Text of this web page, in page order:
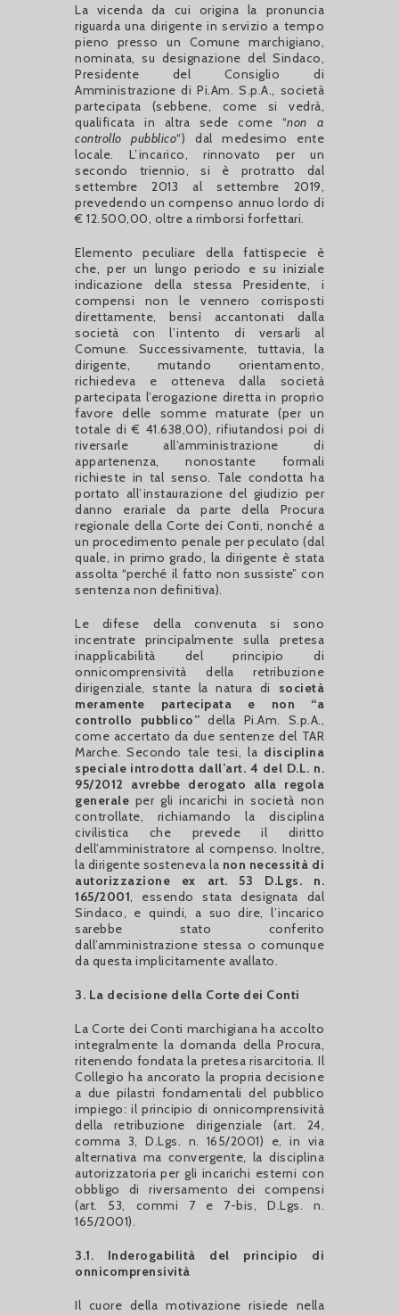
La vicenda da cui origina la pronuncia
riguarda una dirigente in servizio a tempo
pieno presso un Comune marchigiano,
nominata, su designazione del Sindaco,
Presidente del Consiglio di
Amministrazione di Pi.Am. S.p.A., società
partecipata (sebbene, come si vedrà,
qualificata in altra sede come “non a
controllo pubblico“) dal medesimo ente
locale. L’incarico, rinnovato per un
secondo triennio, si è protratto dal
settembre 2013 al settembre 2019,
prevedendo un compenso annuo lordo di
€ 12.500,00, oltre a rimborsi forfettari.
Elemento peculiare della fattispecie è
che, per un lungo periodo e su iniziale
indicazione della stessa Presidente, i
compensi non le vennero corrisposti
direttamente, bensì accantonati dalla
società con l’intento di versarli al
Comune. Successivamente, tuttavia, la
dirigente, mutando orientamento,
richiedeva e otteneva dalla società
partecipata l’erogazione diretta in proprio
favore delle somme maturate (per un
totale di € 41.638,00), rifiutandosi poi di
riversarle all’amministrazione di
appartenenza, nonostante formali
richieste in tal senso. Tale condotta ha
portato all’instaurazione del giudizio per
danno erariale da parte della Procura
regionale della Corte dei Conti, nonché a
un procedimento penale per peculato (dal
quale, in primo grado, la dirigente è stata
assolta “perché il fatto non sussiste” con
sentenza non definitiva).
Le difese della convenuta si sono
incentrate principalmente sulla pretesa
inapplicabilità del principio di
onnicomprensività della retribuzione
dirigenziale, stante la natura di società
meramente partecipata e non “a
controllo pubblico” della Pi.Am. S.p.A.,
come accertato da due sentenze del TAR
Marche. Secondo tale tesi, la disciplina
speciale introdotta dall’art. 4 del D.L. n.
95/2012 avrebbe derogato alla regola
generale per gli incarichi in società non
controllate, richiamando la disciplina
civilistica che prevede il diritto
dell’amministratore al compenso. Inoltre,
la dirigente sosteneva la non necessità di
autorizzazione ex art. 53 D.Lgs. n.
165/2001, essendo stata designata dal
Sindaco, e quindi, a suo dire, l’incarico
sarebbe stato conferito
dall’amministrazione stessa o comunque
da questa implicitamente avallato.
3. La decisione della Corte dei Conti
La Corte dei Conti marchigiana ha accolto
integralmente la domanda della Procura,
ritenendo fondata la pretesa risarcitoria. Il
Collegio ha ancorato la propria decisione
a due pilastri fondamentali del pubblico
impiego: il principio di onnicomprensività
della retribuzione dirigenziale (art. 24,
comma 3, D.Lgs. n. 165/2001) e, in via
alternativa ma convergente, la disciplina
autorizzatoria per gli incarichi esterni con
obbligo di riversamento dei compensi
(art. 53, commi 7 e 7-bis, D.Lgs. n.
165/2001).
3.1. Inderogabilità del principio di
onnicomprensività
Il cuore della motivazione risiede nella